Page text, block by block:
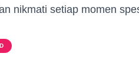
nikmati setiap momen